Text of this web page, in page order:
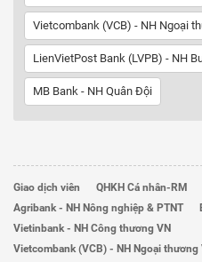
Vietcombank (VCB) - NH Ngoại
LienVietPost Bank (LVPB) - NH
MB Bank - NH Quân Đội
Giao dịch viên QHKH Cá nhân-RM
Agribank - NH Nông nghiệp & PTNT
Vietinbank - NH Công thương VN
Vietcombank (VCB) - NH Ngoại thương